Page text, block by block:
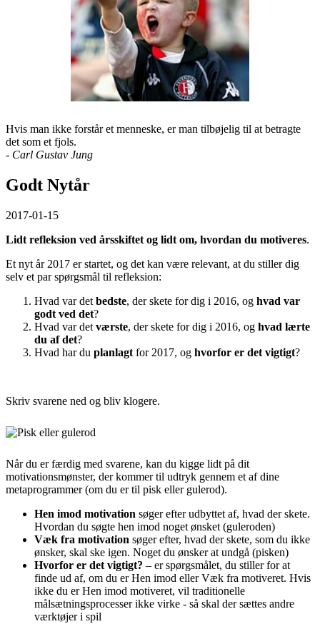
Hvis man ikke forstår et menneske, er man tilbøjelig til at betragte
det som et fjols.
- Carl Gustav Jung
Godt Nytår
2017-01-15
Lidt refleksion ved årsskiftet og lidt om, hvordan du motiveres.
Et nyt år 2017 er startet, og det kan være relevant, at du stiller dig
selv et par spørgsmål til refleksion:
Hvad var det bedste, der skete for dig i 2016, og hvad var
godt ved det?
Hvad var det værste, der skete for dig i 2016, og hvad lærte
du af det?
Hvad har du planlagt for 2017, og hvorfor er det vigtigt?
Skriv svarene ned og bliv klogere.
Når du er færdig med svarene, kan du kigge lidt på dit
motivationsmønster, der kommer til udtryk gennem et af dine
metaprogrammer (om du er til pisk eller gulerod).
Hen imod motivation søger efter udbyttet af, hvad der skete.
Hvordan du søgte hen imod noget ønsket (guleroden)
Væk fra motivation søger efter, hvad der skete, som du ikke
ønsker, skal ske igen. Noget du ønsker at undgå (pisken)
Hvorfor er det vigtigt? – er spørgsmålet, du stiller for at
finde ud af, om du er Hen imod eller Væk fra motiveret. Hvis
ikke du er Hen imod motiveret, vil traditionelle
målsætningsprocesser ikke virke - så skal der sættes andre
værktøjer i spil